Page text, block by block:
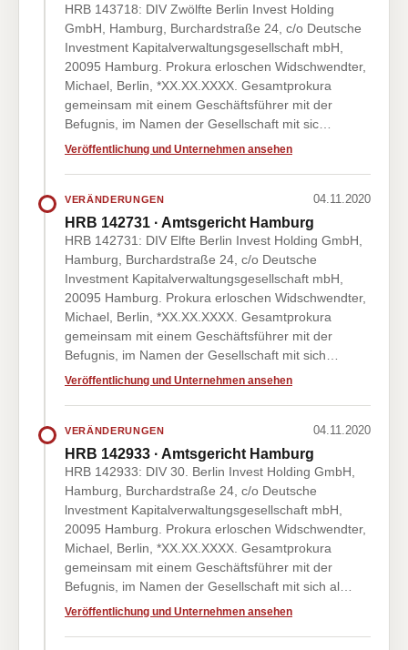
HRB 143718: DIV Zwölfte Berlin Invest Holding
GmbH, Hamburg, Burchardstraße 24, c/o Deutsche
Investment Kapitalverwaltungsgesellschaft mbH,
20095 Hamburg. Prokura erloschen Widschwendter,
Michael, Berlin, *XX.XX.XXXX. Gesamtprokura
gemeinsam mit einem Geschäftsführer mit der
Befugnis, im Namen der Gesellschaft mit sic…
Veröffentlichung und Unternehmen ansehen
VERÄNDERUNGEN 04.11.2020
HRB 142731 · Amtsgericht Hamburg
HRB 142731: DIV Elfte Berlin Invest Holding GmbH,
Hamburg, Burchardstraße 24, c/o Deutsche
Investment Kapitalverwaltungsgesellschaft mbH,
20095 Hamburg. Prokura erloschen Widschwendter,
Michael, Berlin, *XX.XX.XXXX. Gesamtprokura
gemeinsam mit einem Geschäftsführer mit der
Befugnis, im Namen der Gesellschaft mit sich…
Veröffentlichung und Unternehmen ansehen
VERÄNDERUNGEN 04.11.2020
HRB 142933 · Amtsgericht Hamburg
HRB 142933: DIV 30. Berlin Invest Holding GmbH,
Hamburg, Burchardstraße 24, c/o Deutsche
lnvestment Kapitalverwaltungsgesellschaft mbH,
20095 Hamburg. Prokura erloschen Widschwendter,
Michael, Berlin, *XX.XX.XXXX. Gesamtprokura
gemeinsam mit einem Geschäftsführer mit der
Befugnis, im Namen der Gesellschaft mit sich al…
Veröffentlichung und Unternehmen ansehen